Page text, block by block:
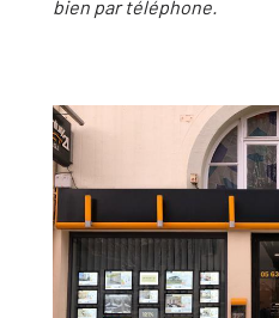
bien par téléphone.